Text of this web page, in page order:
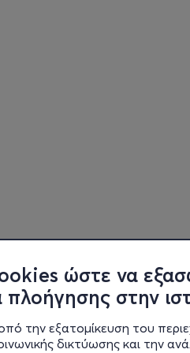
ώστε να
πλοήγησης στην
την εξατομίκευση του
δικτύωσης και την